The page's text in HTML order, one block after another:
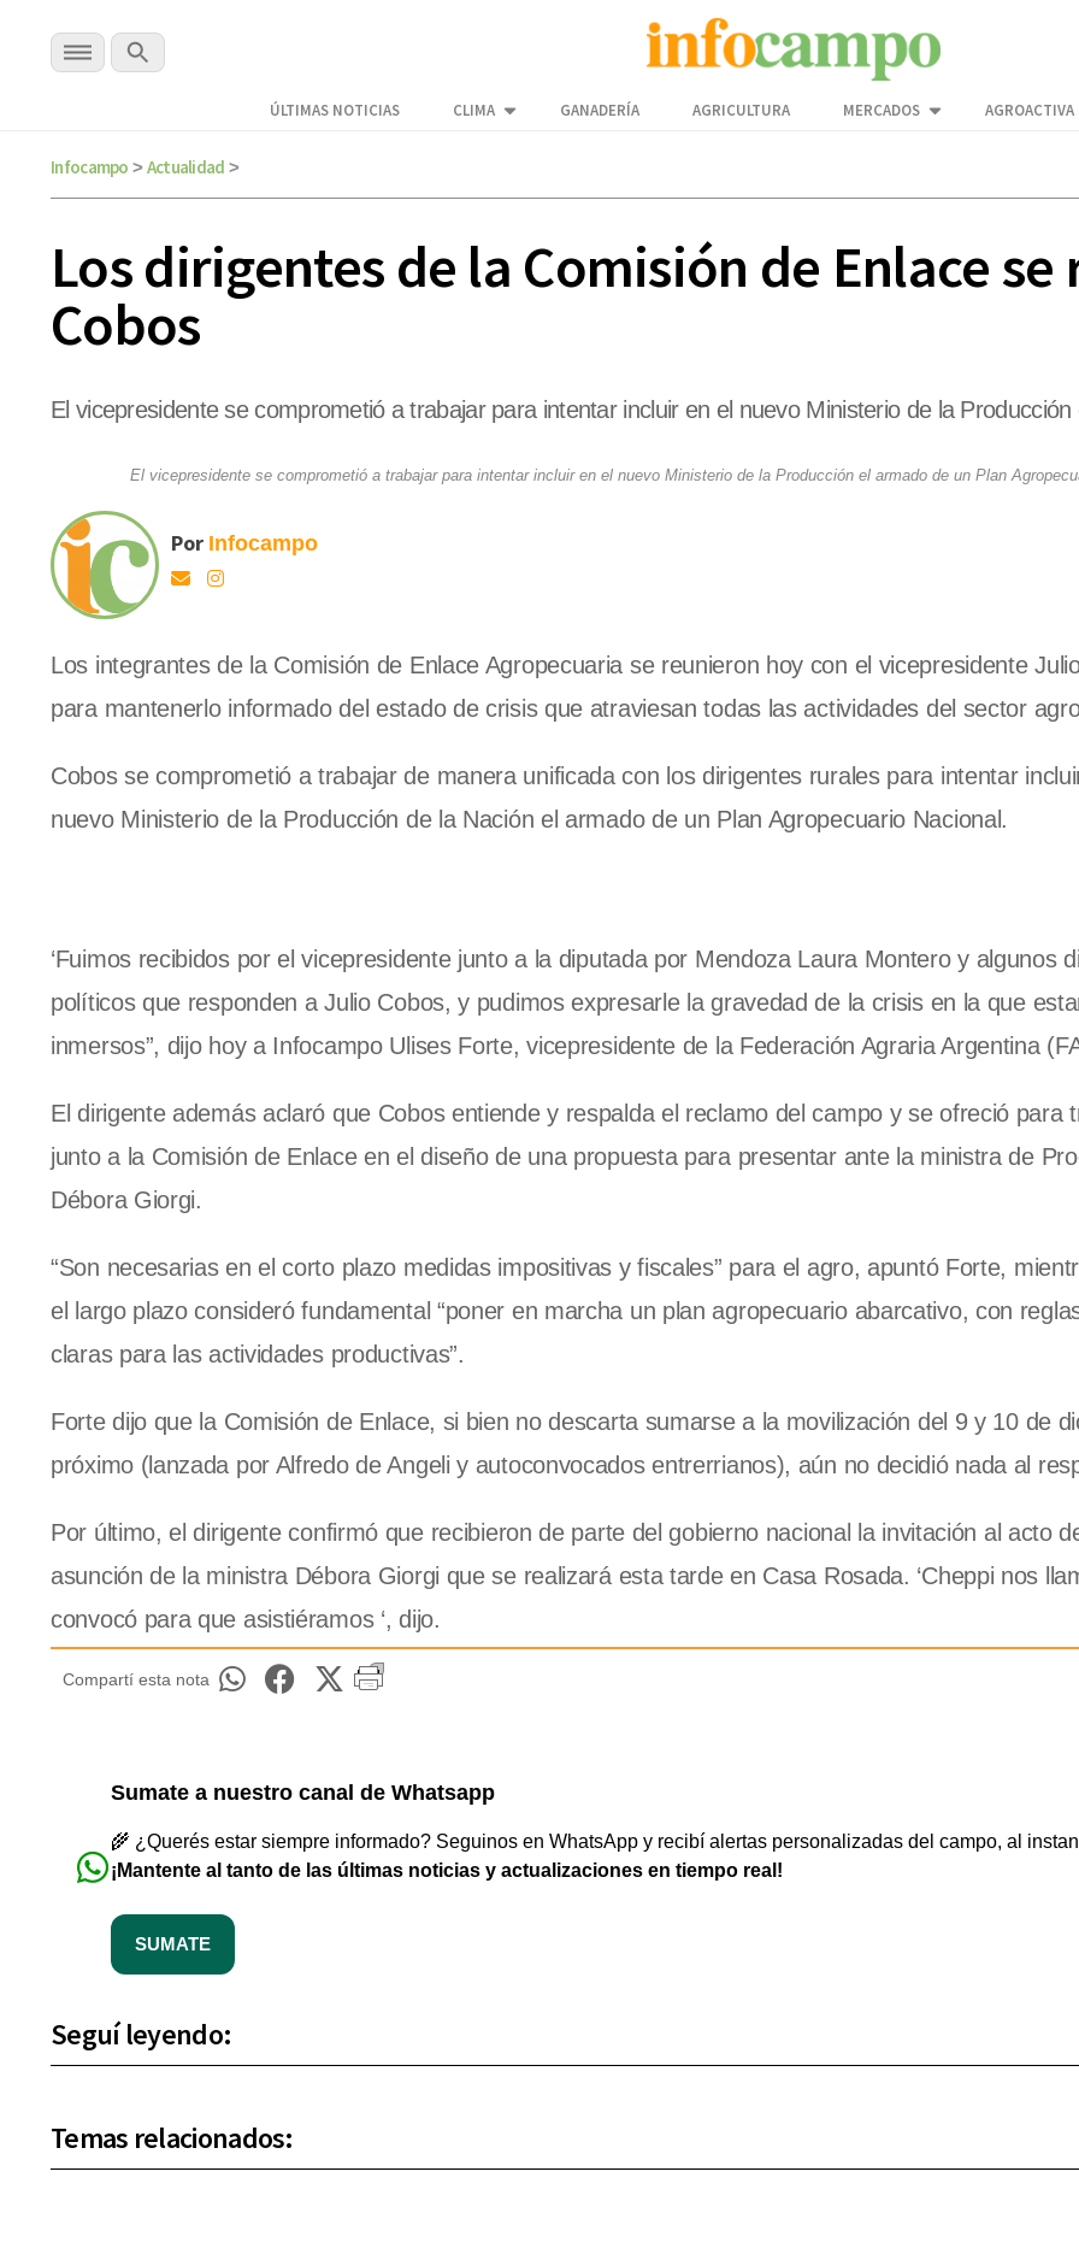
ÚLTIMAS NOTICIAS CLIMA GANADERÍA AGRICULTURA MERCADOS AGROACTIVA
Infocampo > Actualidad >
Los dirigentes de la Comisión de Enlace
Cobos
El vicepresidente se comprometió a trabajar para intentar incluir en el nuevo Ministerio de la
El vicepresidente se comprometió a trabajar para intentar incluir en el nuevo Ministerio de la Producción el armado de un Plan
Por Infocampo
Los integrantes de la Comisión de Enlace Agropecuaria se reunieron hoy con el vicepresidente
para mantenerlo informado del estado de crisis que atraviesan todas las actividades del sector
Cobos se comprometió a trabajar de manera unificada con los dirigentes rurales para intentar
nuevo Ministerio de la Producción de la Nación el armado de un Plan Agropecuario Nacional.
‘Fuimos recibidos por el vicepresidente junto a la diputada por Mendoza Laura Montero y algunos
políticos que responden a Julio Cobos, y pudimos expresarle la gravedad de la crisis en la que
inmersos”, dijo hoy a Infocampo Ulises Forte, vicepresidente de la Federación Agraria Argentina
El dirigente además aclaró que Cobos entiende y respalda el reclamo del campo y se ofreció para
junto a la Comisión de Enlace en el diseño de una propuesta para presentar ante la ministra de
Débora Giorgi.
“Son necesarias en el corto plazo medidas impositivas y fiscales” para el agro, apuntó Forte,
el largo plazo consideró fundamental “poner en marcha un plan agropecuario abarcativo, con
claras para las actividades productivas”.
Forte dijo que la Comisión de Enlace, si bien no descarta sumarse a la movilización del 9 y 10 de
próximo (lanzada por Alfredo de Angeli y autoconvocados entrerrianos), aún no decidió nada al
Por último, el dirigente confirmó que recibieron de parte del gobierno nacional la invitación al acto
asunción de la ministra Débora Giorgi que se realizará esta tarde en Casa Rosada. ‘Cheppi nos
convocó para que asistiéramos ‘, dijo.
Compartí esta nota
Sumate a nuestro canal de Whatsapp
🌾 ¿Querés estar siempre informado? Seguinos en WhatsApp y recibí alertas personalizadas del campo, al
¡Mantente al tanto de las últimas noticias y actualizaciones en tiempo real!
SUMATE
Seguí leyendo:
Temas relacionados: